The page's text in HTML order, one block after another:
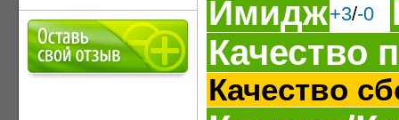
Имидж+3/-0
Качество
Качество